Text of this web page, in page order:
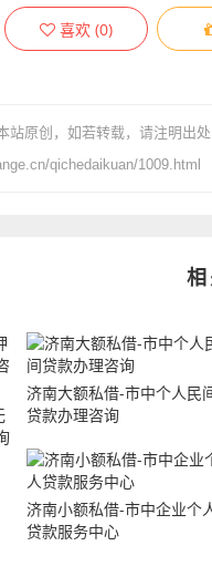
喜欢 (0)
站原创 ，如若转载，请注明出处
qichedaikuan/1009.html
济南大额私借-市中个人民
贷款办理咨询
济南小额私借-市中企业个
贷款服务中心